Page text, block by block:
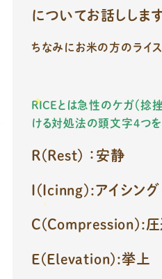
についてお話しします
ちなみにお米の方のライ
RICEとは急性のケガ（捻
ける対処法の頭文字4つを
R(Rest) ：安静
I(Icinng):アイシング
C(Compression):圧
E(Elevation):挙上